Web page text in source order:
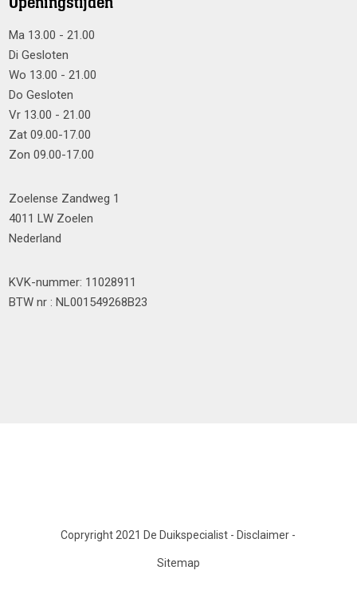
Ma 13.00 - 21.00
Di Gesloten
Wo 13.00 - 21.00
Do Gesloten
Vr 13.00 - 21.00
Zat 09.00-17.00
Zon 09.00-17.00
Zoelense Zandweg 1
4011 LW Zoelen
Nederland
KVK-nummer: 11028911
BTW nr : NL001549268B23
Copryright 2021 De Duikspecialist - Disclaimer -
Sitemap